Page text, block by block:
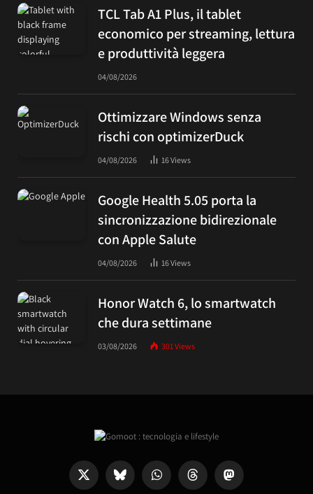
TCL Tab A1 Plus, il tablet
economico per streaming, lettura
e produttività leggera
04/08/2026
Ottimizzare Windows senza
rischi con optimizerDuck
04/08/2026 16Views
Google Health 5.05 porta la
sincronizzazione bidirezionale
con Apple Salute
04/08/2026 16Views
Honor Watch 6, lo smartwatch
che dura settimane
03/08/2026 301 Views
X
Bluesky WhatsAppThreads Mastodon